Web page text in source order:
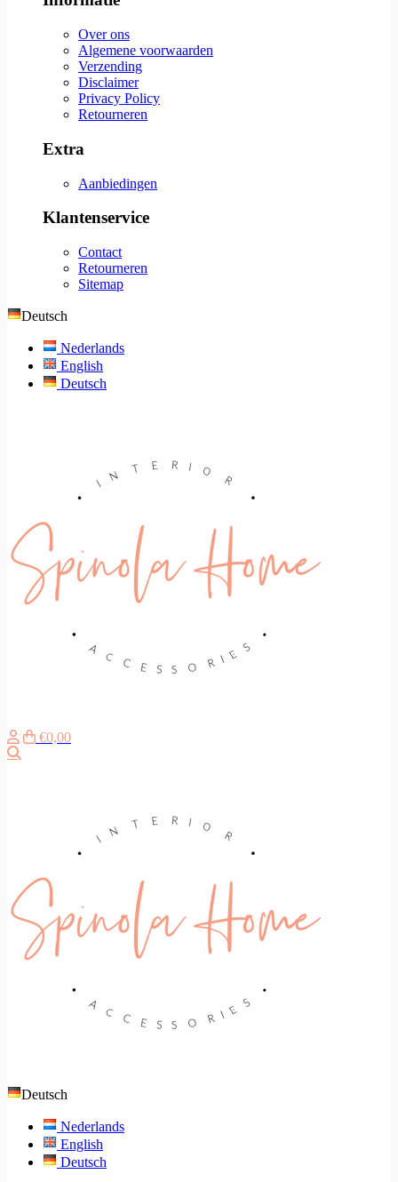
Over ons
Algemene voorwaarden
Verzending
Disclaimer
Privacy Policy
Retourneren
Extra
Aanbiedingen
Klantenservice
Contact
Retourneren
Sitemap
Deutsch
Nederlands
English
Deutsch
€0,00
Deutsch
Nederlands
English
Deutsch